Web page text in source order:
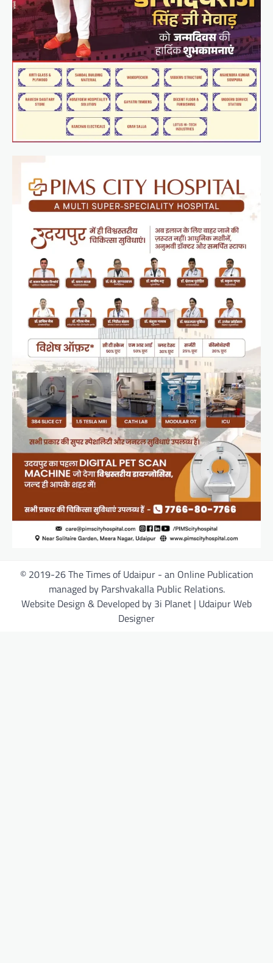
© 2019-26 The Times of Udaipur - an Online Publication
managed by Parshvakalla Public Relations.
Website Design & Developed by 3i Planet | Udaipur Web
Designer